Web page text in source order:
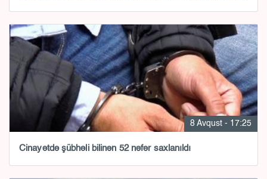
8 Avqust - 17:25
Cinayətdə şübhəli bilinən 52 nəfər saxlanıldı